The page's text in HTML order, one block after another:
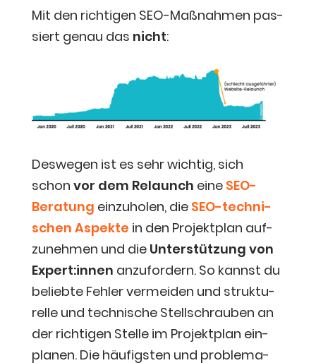
Mit den rich­ti­gen SEO-Maß­nah­men pas­
siert genau das nicht:
Des­we­gen ist es sehr wich­tig, sich
schon vor dem Relaunch eine SEO-
Bera­tung ein­zu­ho­len, die SEO-tech­ni­
schen Aspek­te in den Pro­jekt­plan auf­
zu­neh­men und die Unter­stüt­zung von
Expert:innen anzu­for­dern. So kannst du
belieb­te Feh­ler ver­mei­den und struk­tu­
rel­le und tech­ni­sche Stell­schrau­ben an
der rich­ti­gen Stel­le im Pro­jekt­plan ein­
pla­nen. Die häu­figs­ten und pro­ble­ma­